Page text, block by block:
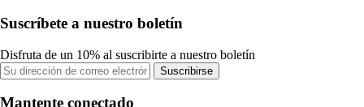
Suscríbete a nuestro boletín
Disfruta de un 10% al suscribirte a nuestro boletín
Suscribirse
Mantente conectado